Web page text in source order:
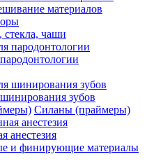
материалов
стекла, чаши
зубов
Силаны (праймеры)
анестезия